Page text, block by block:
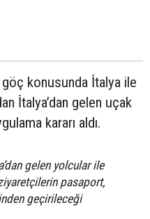
konusunda İtalya ile
İtalya’dan gelen uçak
kararı aldı.
gelen yolcular ile
pasaport,
geçirileceği